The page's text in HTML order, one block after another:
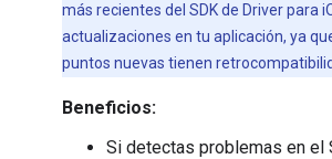
más recientes del SDK de Driver para
actualizaciones en tu aplicación, ya
puntos nuevas tienen
Beneficios:
Si detectas problemas en el